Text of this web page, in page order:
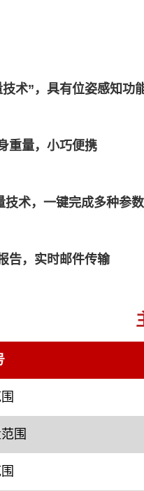
术”，具有位姿感知功
重量，小巧便携
术，一键完成多种参
告，实时邮件传输
围